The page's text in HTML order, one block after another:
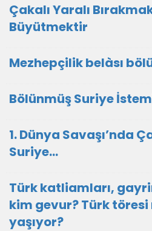
Çakalı Yaralı
Büyütmektir
Mezhepçilik belàsı
Bölünmüş Suriye
1. Dünya Savaşı’nda
Suriye…
Türk katliamları,
kim gevur? Türk
yaşıyor?